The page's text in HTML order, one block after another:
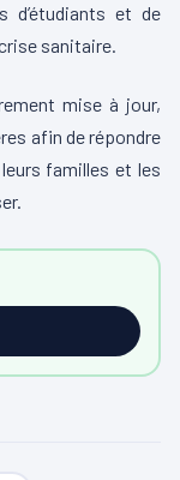
d’étudiants et de
sanitaire.
mise à jour,
afin de répondre
familles et les